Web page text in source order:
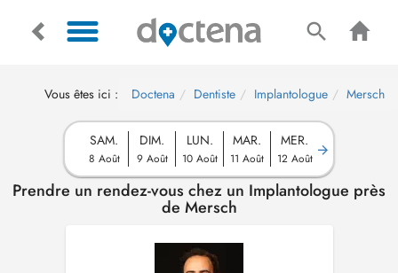
Vous êtes ici : Doctena Dentiste Implantologue Mersch
SAM.
8 Août
DIM.
9 Août
LUN.
10 Août
MAR.
11 Août
MER.
12 Août
Prendre un rendez-vous chez un Implantologue près
de Mersch